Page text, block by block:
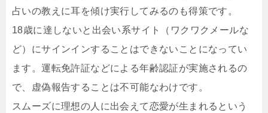
占いの教えに耳を傾け実行してみるのも得策です。
18歳に達しないと出会い系サイト（ワクワクメールな
ど）にサインインすることはできないことになってい
ます。運転免許証などによる年齢認証が実施されるの
で、虚偽報告することは不可能なわけです。
スムーズに理想の人に出会えて恋愛が生まれるという